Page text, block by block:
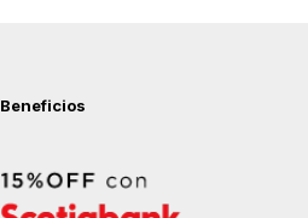
Beneficios